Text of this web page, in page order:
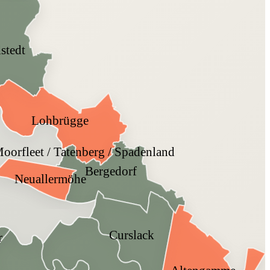
Lohbrügge
Bergedorf
Curslack
/ Tatenberg / Spadenland
Neuallermöhe